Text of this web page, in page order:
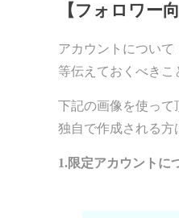
【フォロワー
アカウントについ
等伝えておくべきこ
下記の画像を使って
独自で作成される方
1.限定アカウントに